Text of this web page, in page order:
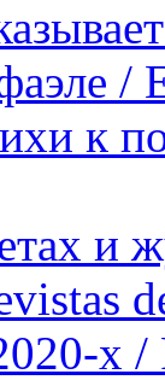
/
к
и
х /